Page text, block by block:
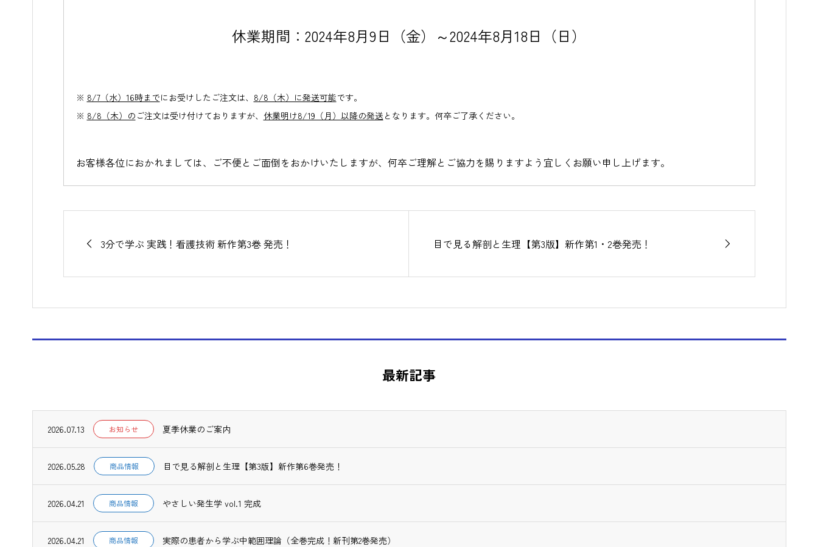
休業期間：2024年8月9日（金）～2024年8月18日（日）
※ 8/7（水）16時までにお受けしたご注文は、 8/8（木）に発送可能です。
※ 8/8（木）の ご注文は受け付けておりますが、 休業明け8/19（月）以降の発送 となります。何卒ご了承ください。
お客様各位におかれましては、ご不便とご面倒をおかけいたしますが、何卒ご理解とご協力を賜りますよう宜しくお願い申し上げます。
3分で学ぶ 実践！看護技術 新作第3巻 発売！ 目で見る解剖と生理【第3版】新作第1・2巻発売！
最新記事
2026.07.13 お知らせ 夏季休業のご案内
2026.05.28 商品情報 目で見る解剖と生理【第3版】新作第6巻発売！
2026.04.21 商品情報 やさしい発生学 vol.1 完成
2026.04.21 商品情報 実際の患者から学ぶ中範囲理論（全巻完成！新刊第2巻発売）